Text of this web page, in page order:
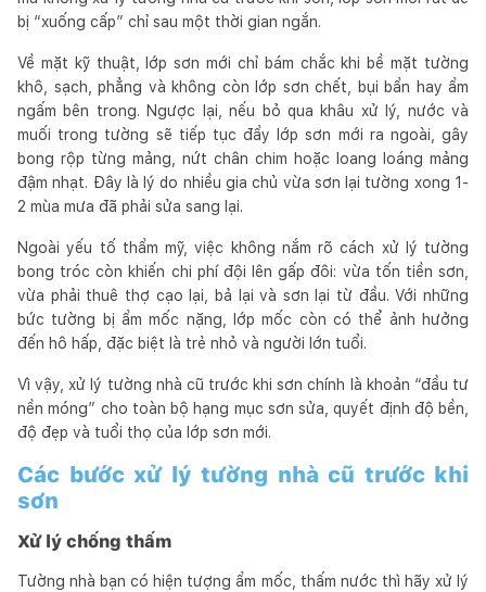
bị “xuống cấp” chỉ sau một thời gian ngắn.
Về mặt kỹ thuật, lớp sơn mới chỉ bám chắc khi bề mặt tường
khô, sạch, phẳng và không còn lớp sơn chết, bụi bẩn hay ẩm
ngấm bên trong. Ngược lại, nếu bỏ qua khâu xử lý, nước và
muối trong tường sẽ tiếp tục đẩy lớp sơn mới ra ngoài, gây
bong rộp từng mảng, nứt chân chim hoặc loang loáng mảng
đậm nhạt. Đây là lý do nhiều gia chủ vừa sơn lại tường xong 1-
2 mùa mưa đã phải sửa sang lại.
Ngoài yếu tố thẩm mỹ, việc không nắm rõ cách xử lý tường
bong tróc còn khiến chi phí đội lên gấp đôi: vừa tốn tiền sơn,
vừa phải thuê thợ cạo lại, bả lại và sơn lại từ đầu. Với những
bức tường bị ẩm mốc nặng, lớp mốc còn có thể ảnh hưởng
đến hô hấp, đặc biệt là trẻ nhỏ và người lớn tuổi.
Vì vậy, xử lý tường nhà cũ trước khi sơn chính là khoản “đầu tư
nền móng” cho toàn bộ hạng mục sơn sửa, quyết định độ bền,
độ đẹp và tuổi thọ của lớp sơn mới.
Các bước xử lý tường nhà cũ trước khi
sơn
Xử lý chống thấm
Tường nhà bạn có hiện tượng ẩm mốc, thấm nước thì hãy xử lý